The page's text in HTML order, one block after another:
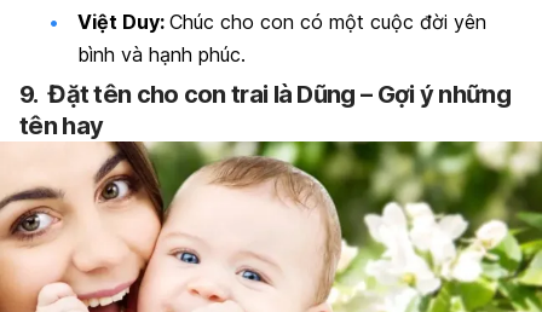
Việt Duy: Chúc cho con có một cuộc đời yên
bình và hạnh phúc.
9.Đặt tên cho con trai là Dũng – Gợi ý những
tên hay